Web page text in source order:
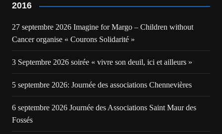
2016
27 septembre 2026 Imagine for Margo – Children without
Cancer organise « Courons Solidarité »
3 Septembre 2026 soirée « vivre son deuil, ici et ailleurs »
5 septembre 2026: Journée des associations Chennevières
6 septembre 2026 Journée des Associations Saint Maur des
Fossés